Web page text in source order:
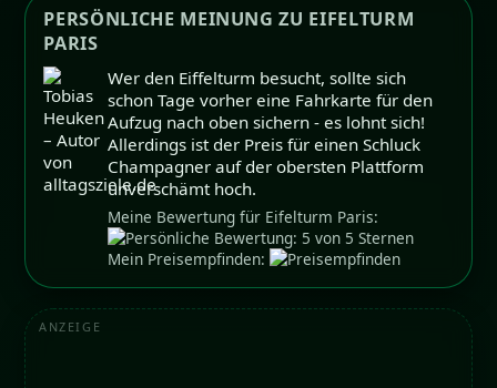
PERSÖNLICHE MEINUNG ZU EIFELTURM
PARIS
Wer den Eiffelturm besucht, sollte sich
schon Tage vorher eine Fahrkarte für den
Aufzug nach oben sichern - es lohnt sich!
Allerdings ist der Preis für einen Schluck
Champagner auf der obersten Plattform
unverschämt hoch.
Meine Bewertung für Eifelturm Paris:
Mein Preisempfinden:
ANZEIGE